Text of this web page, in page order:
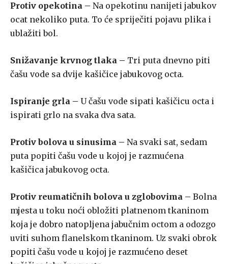
Protiv opekotina – Na opekotinu nanijeti jabukov
ocat nekoliko puta. To će spriječiti pojavu plika i
ublažiti bol.
Snižavanje krvnog tlaka – Tri puta dnevno piti
čašu vode sa dvije kašičice jabukovog octa.
Ispiranje grla – U čašu vode sipati kašičicu octa i
ispirati grlo na svaka dva sata.
Protiv bolova u sinusima – Na svaki sat, sedam
puta popiti čašu vode u kojoj je razmućena
kašičica jabukovog octa.
Protiv reumatičnih bolova u zglobovima – Bolna
mjesta u toku noći obložiti platnenom tkaninom
koja je dobro natopljena jabučnim octom a odozgo
uviti suhom flanelskom tkaninom. Uz svaki obrok
popiti čašu vode u kojoj je razmućeno deset